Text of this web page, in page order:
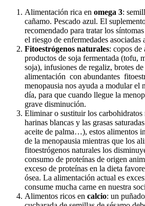
Alimentación rica en omega 3:
cañamo. Pescado azul. El
recomendado para tratar los
el riesgo de enfermedades asociadas
Fitoestrógenos naturales: copos de
productos de soja fermentada (tofu,
soja), infusiones de regaliz, brotes
alimentación con abundantes
menopausia nos ayuda a modular el
día, para que cuando llegue la
grave disminución.
Eliminar o sustituir los
harinas blancas y las grasas
aceite de palma…), estos alimentos
de la menopausia mientras que los
fitoestrógenos naturales los
consumo de proteínas de origen
exceso de proteínas en la dieta
ósea. La alimentación actual es
consume mucha carne en nuestra
Alimentos ricos en calcio: un